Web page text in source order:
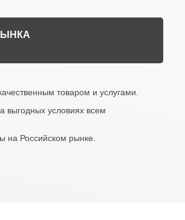
товаром и услугами.
выгодных условиях всем
на Российском рынке.